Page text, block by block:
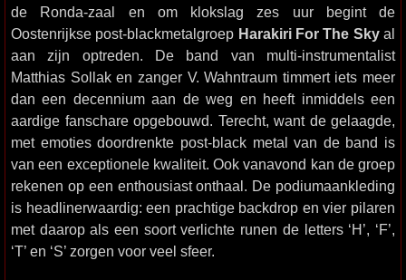
de Ronda-zaal en om klokslag zes uur begint de
Oostenrijkse post-blackmetalgroep Harakiri For The Skyal
aan zijn optreden. De band van multi-instrumentalist
Matthias Sollak en zanger V. Wahntraum timmert iets meer
dan een decennium aan de weg en heeft inmiddels een
aardige fanschare opgebouwd. Terecht, want de gelaagde,
met emoties doordrenkte post-black metal van de band is
van een exceptionele kwaliteit. Ook vanavond kan de groep
rekenen op een enthousiast onthaal. De podiumaankleding
is headlinerwaardig: een prachtige backdrop en vier pilaren
met daarop als een soort verlichte runen de letters ‘H’, ‘F’,
‘T’ en ‘S’ zorgen voor veel sfeer.